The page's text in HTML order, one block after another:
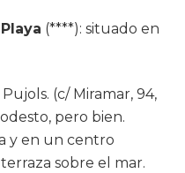
(****): situado en
(c/ Miramar, 94,
pero bien.
y en un centro
sobre el mar.